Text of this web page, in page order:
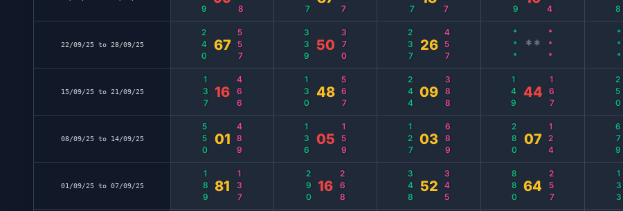
22/09/25 to 28/09/25 240 67 557 339 50 370 237 26 457 *** ** *** ***
15/09/25 to 21/09/25 137 16 466 130 48 567 244 09 388 149 44 167 250
08/09/25 to 14/09/25 550 01 489 136 05 159 127 03 689 280 07 124 679
01/09/25 to 07/09/25 189 81 137 290 16 268 348 52 345 880 64 257 133